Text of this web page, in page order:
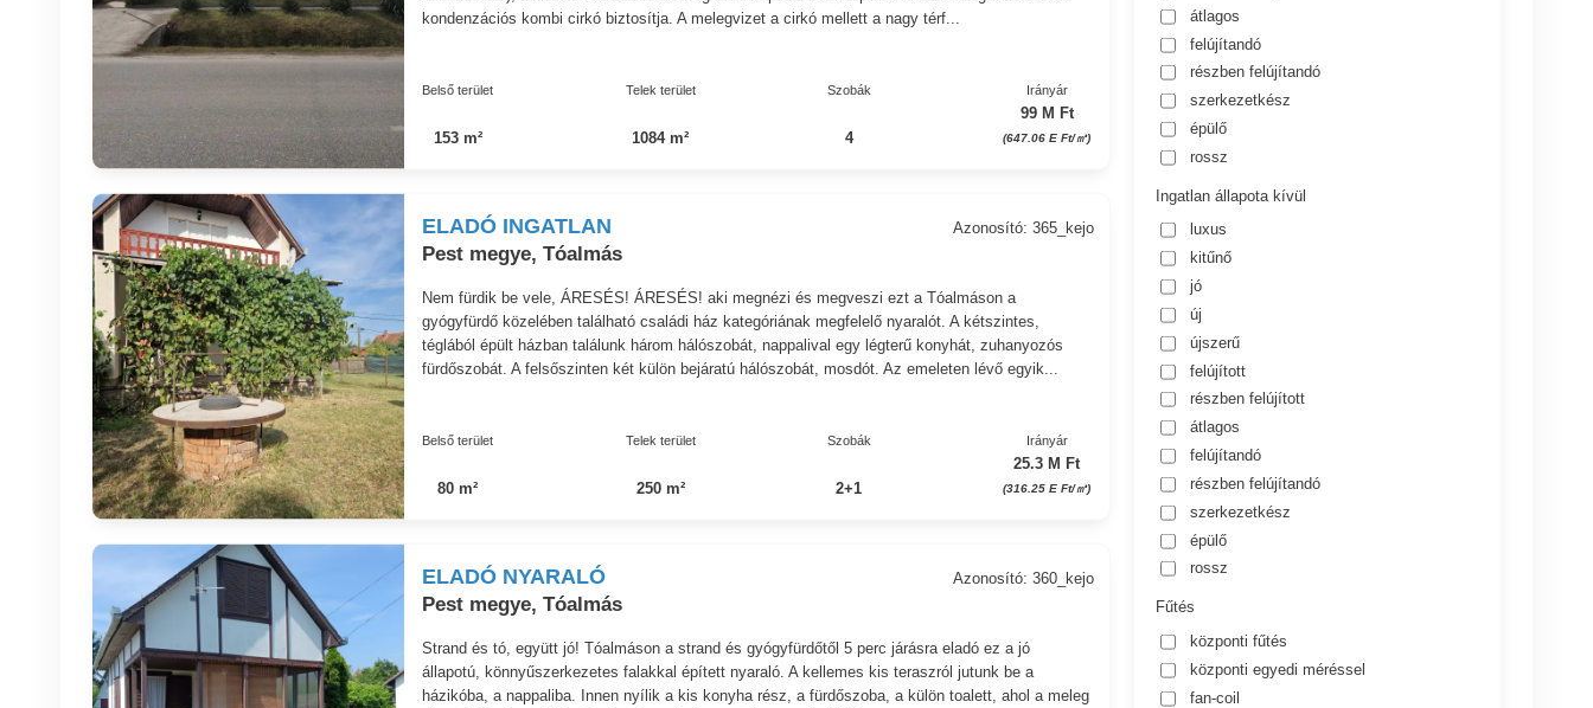
kondenzációs kombi cirkó biztosítja. A melegvizet a cirkó mellett a nagy térf...
Belső terület
153 m²
Telek terület
1084 m²
Szobák
4
Irányár
99 M Ft
(647.06 E Ft/㎡)
ELADÓ INGATLAN
Pest megye, Tóalmás
Azonosító: 365_kejo
Nem fürdik be vele, ÁRESÉS! ÁRESÉS! aki megnézi és megveszi ezt a Tóalmáson a
gyógyfürdő közelében található családi ház kategóriának megfelelő nyaralót. A kétszintes,
téglából épült házban találunk három hálószobát, nappalival egy légterű konyhát, zuhanyozós
fürdőszobát. A felsőszinten két külön bejáratú hálószobát, mosdót. Az emeleten lévő egyik...
Belső terület
80 m²
Telek terület
250 m²
Szobák
2+1
Irányár
25.3 M Ft
(316.25 E Ft/㎡)
ELADÓ NYARALÓ
Pest megye, Tóalmás
Azonosító: 360_kejo
Strand és tó, együtt jó! Tóalmáson a strand és gyógyfürdőtől 5 perc járásra eladó ez a jó
állapotú, könnyűszerkezetes falakkal épített nyaraló. A kellemes kis teraszról jutunk be a
házikóba, a nappaliba. Innen nyílik a kis konyha rész, a fürdőszoba, a külön toalett, ahol a meleg
átlagos
felújítandó
részben felújítandó
szerkezetkész
épülő
rossz
Ingatlan állapota kívül
luxus
kitűnő
jó
új
újszerű
felújított
részben felújított
átlagos
felújítandó
részben felújítandó
szerkezetkész
épülő
rossz
Fűtés
központi fűtés
központi egyedi méréssel
fan-coil